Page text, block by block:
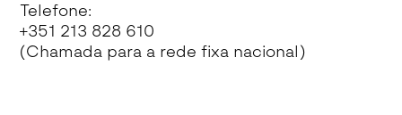
Telefone:
+351 213 828 610
(Chamada para a rede fixa nacional)